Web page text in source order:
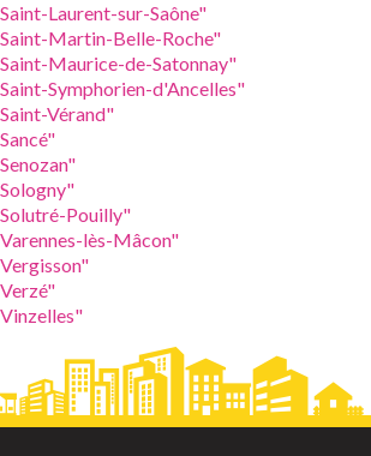
Laurent-sur-Saône"
Martin-Belle-Roche"
Maurice-de-Satonnay"
Symphorien-d'Ancelles"
Vérand"
Pouilly"
lès-Mâcon"